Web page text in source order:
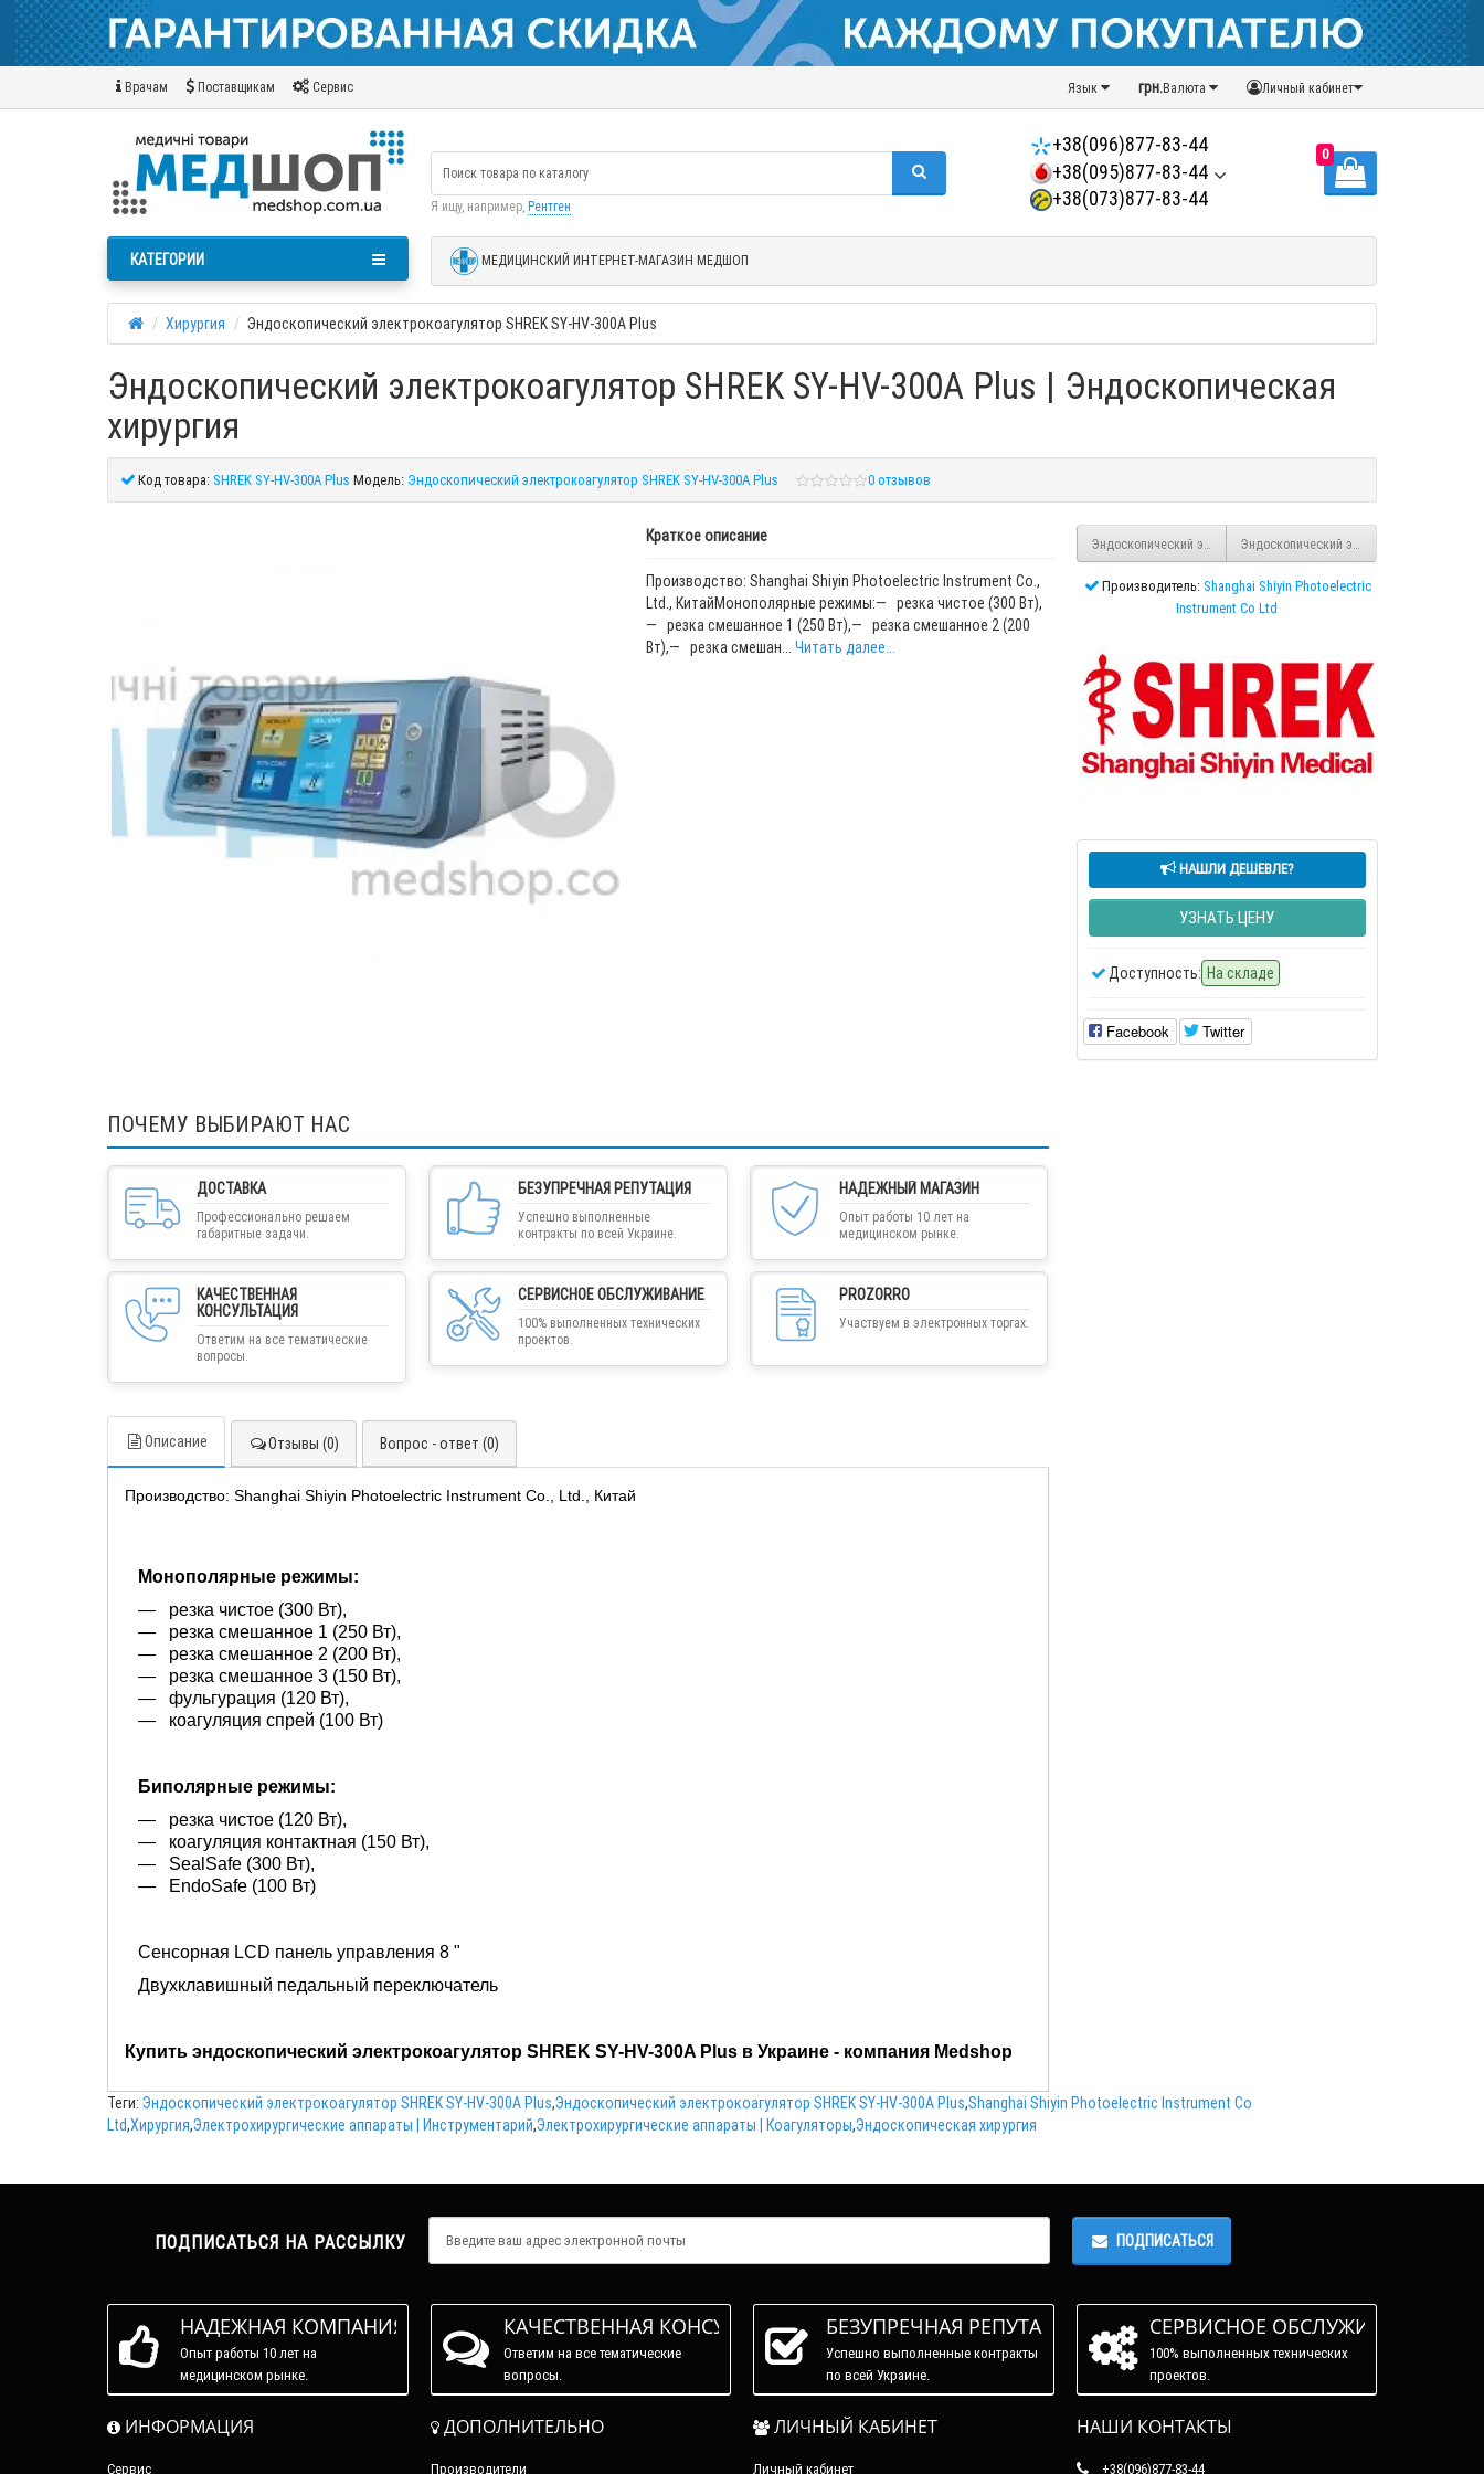
Врачам Поставщикам Сервис Личный кабинет
грн.Валюта
Язык
+38(096)877-83-44
+38(095)877-83-44
+38(073)877-83-44
0
Я ищу, например, Рентген
КАТЕГОРИИ МЕДИЦИНСКИЙ ИНТЕРНЕТ-МАГАЗИН МЕДШОП
Хирургия Эндоскопический электрокоагулятор SHREK SY-HV-300A Plus
Эндоскопический электрокоагулятор SHREK SY-HV-300A Plus | Эндоскопическая
хирургия
Код товара:SHREK SY-HV-300А Plus Модель: Эндоскопический электрокоагулятор SHREK SY-HV-300А Plus 0 отзывов
Краткое описание
Производство: Shanghai Shiyin Photoelectric Instrument Co.,
Ltd., КитайМонополярные режимы:— резка чистое (300 Вт),
— резка смешанное 1 (250 Вт),— резка смешанное 2 (200
Вт),— резка смешан... Читать далее...
Эндоскопический электрокоагулятор SHREK SY-HV-300B Plus (B)
Эндоскопический электрокоагулятор
Производитель:Shanghai Shiyin Photoelectric
Instrument Co Ltd
НАШЛИ ДЕШЕВЛЕ?
УЗНАТЬ ЦЕНУ
Доступность: На складе
Facebook Twitter
ПОЧЕМУ ВЫБИРАЮТ НАС
ДОСТАВКА
Профессионально решаем
габаритные задачи.
БЕЗУПРЕЧНАЯ РЕПУТАЦИЯ
Успешно выполненные
контракты по всей Украине.
НАДЕЖНЫЙ МАГАЗИН
Опыт работы 10 лет на
медицинском рынке.
КАЧЕСТВЕННАЯ
КОНСУЛЬТАЦИЯ
Ответим на все тематические
вопросы.
СЕРВИСНОЕ ОБСЛУЖИВАНИЕ
100% выполненных технических
проектов.
PROZORRO
Участвуем в электронных торгах.
Описание Отзывы (0) Вопрос - ответ (0)
Производство: Shanghai Shiyin Photoelectric Instrument Co., Ltd., Китай
Монополярные режимы:
— резка чистое (300 Вт),
— резка смешанное 1 (250 Вт),
— резка смешанное 2 (200 Вт),
— резка смешанное 3 (150 Вт),
— фульгурация (120 Вт),
— коагуляция спрей (100 Вт)
Биполярные режимы:
— резка чистое (120 Вт),
— коагуляция контактная (150 Вт),
— SealSafe (300 Вт),
— EndoSafe (100 Вт)
Сенсорная LCD панель управления 8 "
Двухклавишный педальный переключатель
Купить эндоскопический электрокоагулятор SHREK SY-HV-300A Plus в Украине - компания Medshop
Теги: Эндоскопический электрокоагулятор SHREK SY-HV-300A Plus,Эндоскопический электрокоагулятор SHREK SY-HV-300А Plus,Shanghai Shiyin Photoelectric Instrument Co
Ltd,Хирургия,Электрохирургические аппараты | Инструментарий,Электрохирургические аппараты | Коагуляторы,Эндоскопическая хирургия
ПОДПИСАТЬСЯ НА РАССЫЛКУ ПОДПИСАТЬСЯ
НАДЕЖНАЯ КОМПАНИЯ
Опыт работы 10 лет на
медицинском рынке.
КАЧЕСТВЕННАЯ КОНСУЛЬТАЦИЯ
Ответим на все тематические
вопросы.
БЕЗУПРЕЧНАЯ РЕПУТАЦИЯ
Успешно выполненные контракты
по всей Украине.
СЕРВИСНОЕ ОБСЛУЖИВАНИЕ
100% выполненных технических
проектов.
ИНФОРМАЦИЯ
Сервис
ДОПОЛНИТЕЛЬНО
Производители
ЛИЧНЫЙ КАБИНЕТ
Личный кабинет
НАШИ КОНТАКТЫ
+38(096)877-83-44